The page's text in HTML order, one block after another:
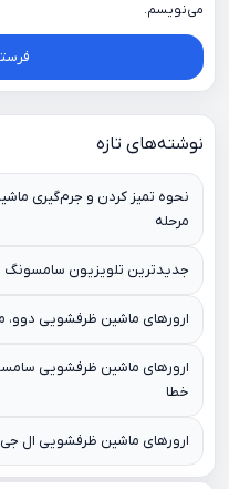
می‌نویسم.
نوشته‌های تازه
نحوه تمیز کردن و جرم‌گیری
مرحله
جدیدترین تلویزیون سامسونگ در
ارورهای ماشین ظرفشویی
ارورهای ماشین ظرفشویی
خطا
ارورهای ماشین ظرفشویی ال